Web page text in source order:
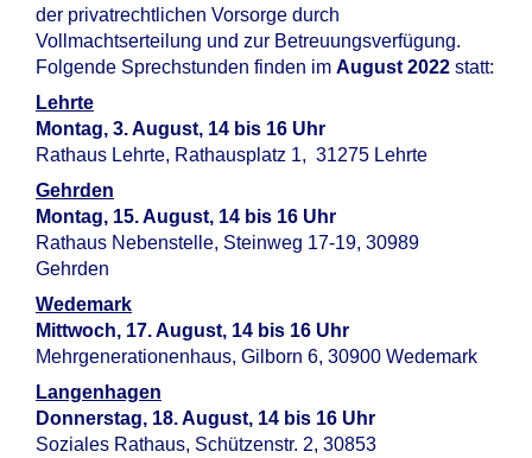
der privatrechtlichen Vorsorge durch
Vollmachtserteilung und zur Betreuungsverfügung.
Folgende Sprechstunden finden im August 2022 statt:
Lehrte
Montag, 3. August, 14 bis 16 Uhr
Rathaus Lehrte, Rathausplatz 1, 31275 Lehrte
Gehrden
Montag, 15. August, 14 bis 16 Uhr
Rathaus Nebenstelle, Steinweg 17-19, 30989
Gehrden
Wedemark
Mittwoch, 17. August, 14 bis 16 Uhr
Mehrgenerationenhaus, Gilborn 6, 30900 Wedemark
Langenhagen
Donnerstag, 18. August, 14 bis 16 Uhr
Soziales Rathaus, Schützenstr. 2, 30853